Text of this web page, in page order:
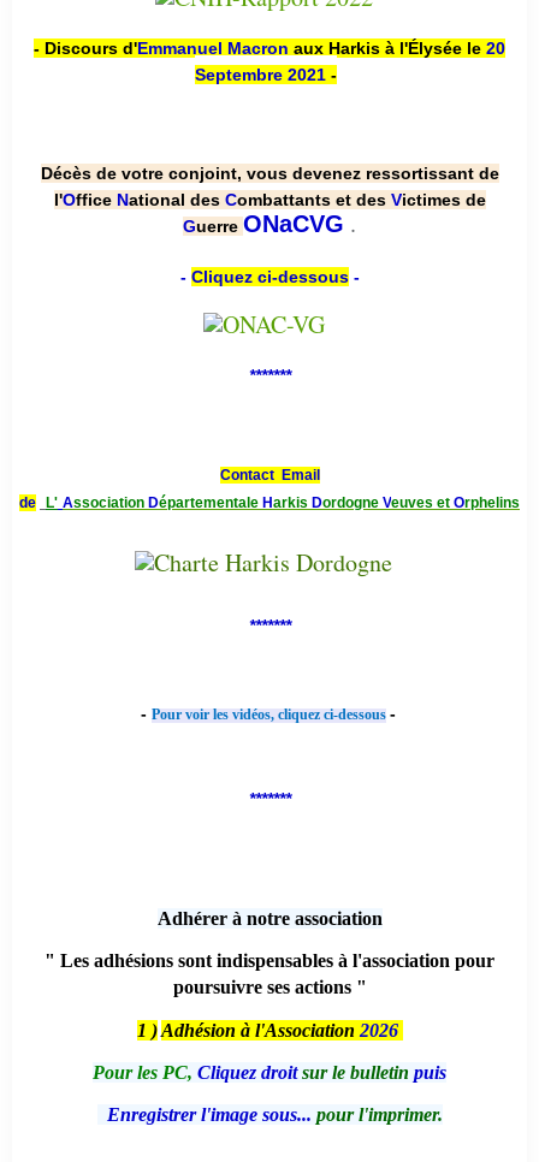
- Discours d'Emmanuel Macron aux Harkis à l'Élysée le 20
Septembre 2021 -
Décès de votre conjoint, vous devenez ressortissant de
l'Office National des Combattants et des Victimes de
Guerre ONaCVG .
- Cliquez ci-dessous-
*******
Contact Email
de
L' Association Départementale Harkis Dordogne Veuves et Orphelins
*******
- Pour voir les vidéos, cliquez ci-dessous -
*******
Adhérer à notre association
" Les adhésions sont indispensables à l'association pour
poursuivre ses actions "
1 ) Adhésion à l'Association 2026
Pour les PC, Cliquez droitsur le bulletin puis
Enregistrer l'image sous... pour l'imprimer.